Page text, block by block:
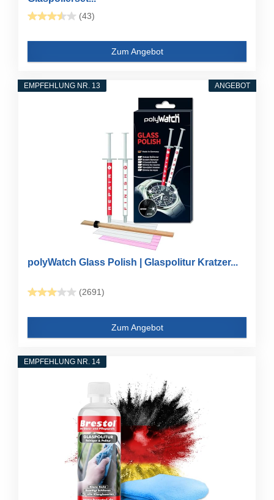
(43)
Zum Angebot
ANGEBOT
EMPFEHLUNG NR. 13
polyWatch Glass Polish | Glaspolitur Kratzer...
(2691)
Zum Angebot
EMPFEHLUNG NR. 14